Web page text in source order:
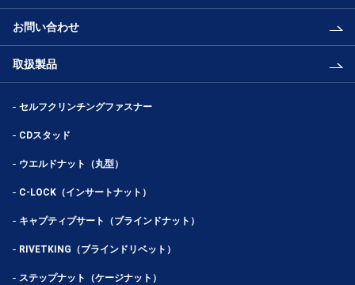
お問い合わせ
取扱製品
セルフクリンチングファスナー
CDスタッド
ウエルドナット（丸型）
C-LOCK（インサートナット）
キャプティブサート（ブラインドナット）
RIVETKING（ブラインドリベット）
ステップナット（ケージナット）